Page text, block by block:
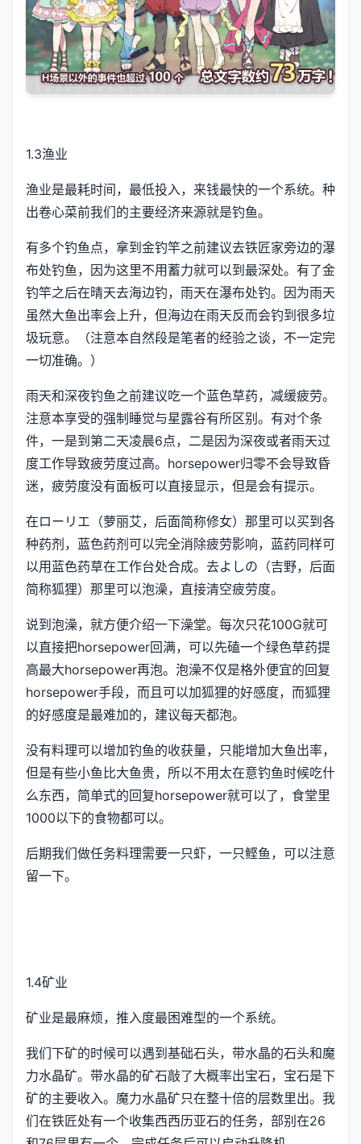
1.3渔业
渔业是最耗时间，最低投入，来钱最快的一个系统。种
出卷心菜前我们的主要经济来源就是钓鱼。
有多个钓鱼点，拿到金钓竿之前建议去铁匠家旁边的瀑
布处钓鱼，因为这里不用蓄力就可以到最深处。有了金
钓竿之后在晴天去海边钓，雨天在瀑布处钓。因为雨天
虽然大鱼出率会上升，但海边在雨天反而会钓到很多垃
圾玩意。（注意本自然段是笔者的经验之谈，不一定完
一切准确。）
雨天和深夜钓鱼之前建议吃一个蓝色草药，减缓疲劳。
注意本享受的强制睡觉与星露谷有所区别。有对个条
件，一是到第二天凌晨6点，二是因为深夜或者雨天过
度工作导致疲劳度过高。horsepower归零不会导致昏
迷，疲劳度没有面板可以直接显示，但是会有提示。
在ローリエ（萝丽艾，后面简称修女）那里可以买到各
种药剂，蓝色药剂可以完全消除疲劳影响，蓝药同样可
以用蓝色药草在工作台处合成。去よしの（吉野，后面
简称狐狸）那里可以泡澡，直接清空疲劳度。
说到泡澡，就方便介绍一下澡堂。每次只花100G就可
以直接把horsepower回满，可以先磕一个绿色草药提
高最大horsepower再泡。泡澡不仅是格外便宜的回复
horsepower手段，而且可以加狐狸的好感度，而狐狸
的好感度是最难加的，建议每天都泡。
没有料理可以增加钓鱼的收获量，只能增加大鱼出率，
但是有些小鱼比大鱼贵，所以不用太在意钓鱼时候吃什
么东西，简单式的回复horsepower就可以了，食堂里
1000以下的食物都可以。
后期我们做任务料理需要一只虾，一只鲣鱼，可以注意
留一下。
1.4矿业
矿业是最麻烦，推入度最困难型的一个系统。
我们下矿的时候可以遇到基础石头，带水晶的石头和魔
力水晶矿。带水晶的矿石敲了大概率出宝石，宝石是下
矿的主要收入。魔力水晶矿只在整十倍的层数里出。我
们在铁匠处有一个收集西西历亚石的任务，部别在26